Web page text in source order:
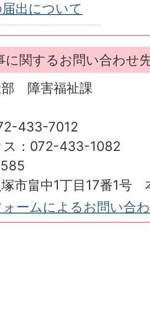
出について
に関するお問い合わせ
部 障害福祉課
433-7012
ス：072-433-1082
市畠中1丁目17番1号
ームによるお問い合